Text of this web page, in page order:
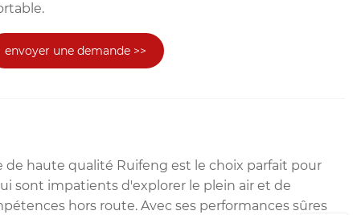
envoyer une demande >>
de haute qualité Ruifeng est le choix parfait pour
sont impatients d'explorer le plein air et de
hors route. Avec ses performances sûres